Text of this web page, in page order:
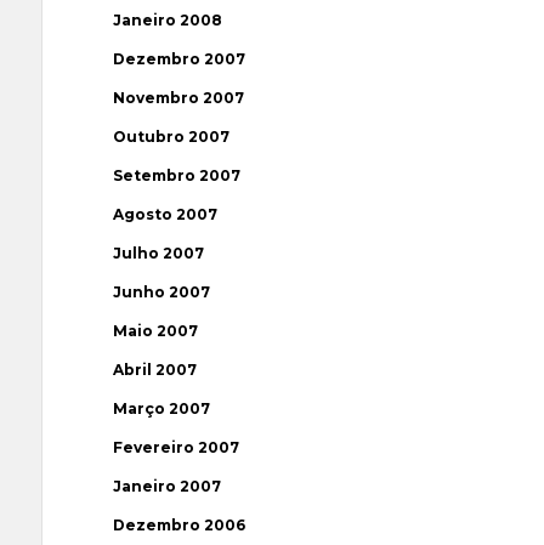
Janeiro 2008
Dezembro 2007
Novembro 2007
Outubro 2007
Setembro 2007
Agosto 2007
Julho 2007
Junho 2007
Maio 2007
Abril 2007
Março 2007
Fevereiro 2007
Janeiro 2007
Dezembro 2006